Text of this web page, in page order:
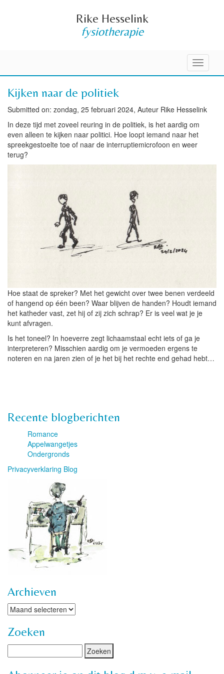
Rike Hesselink
fysiotherapie
Toggle
Kijken naar de politiek
Submitted on: zondag, 25 februari 2024, Auteur Rike Hesselink
In deze tijd met zoveel reuring in de politiek, is het aardig om
even alleen te kijken naar politici. Hoe loopt iemand naar het
spreekgestoelte toe of naar de interruptiemicrofoon en weer
terug?
Hoe staat de spreker? Met het gewicht over twee benen verdeeld
of hangend op één been? Waar blijven de handen? Houdt iemand
het katheder vast, zet hij of zij zich schrap? Er is veel wat je je
kunt afvragen.
Is het toneel? In hoeverre zegt lichaamstaal echt iets of ga je
interpreteren? Misschien aardig om je vermoeden ergens te
noteren en na jaren zien of je het bij het rechte end gehad hebt…
Recente blogberichten
Romance
Appelwangetjes
Ondergronds
Privacyverklaring Blog
Archieven
Archieven
Zoeken